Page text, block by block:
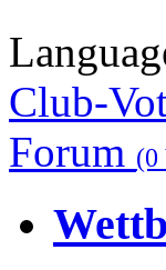
Club-
Forum (0